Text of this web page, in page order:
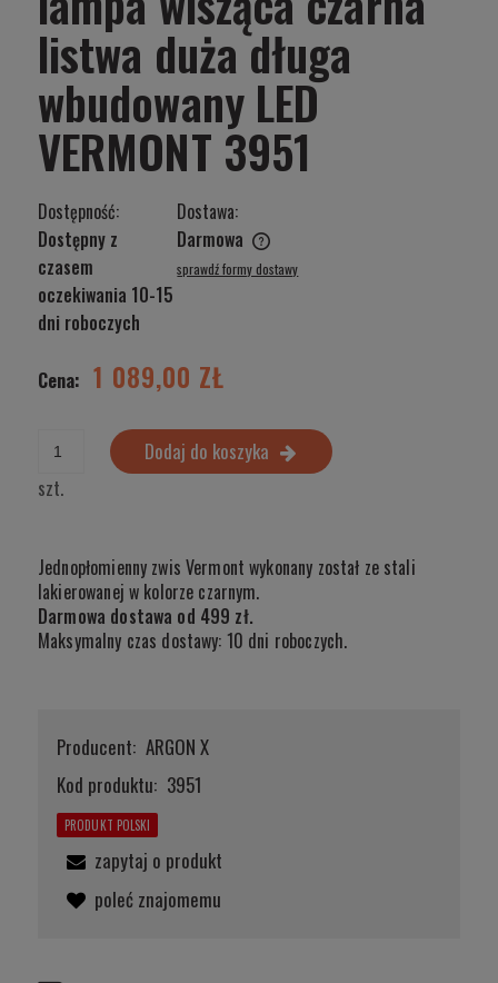
listwa duża długa
wbudowany LED
VERMONT 3951
Dostępność:
Dostępny z
czasem
oczekiwania 10-15
dni roboczych
Dostawa:
Darmowa
Cena nie zawiera ewentualnych kosztów płatności
sprawdź formy dostawy
Cena: 1 089,00 ZŁ
szt.
Dodaj do koszyka
Jednopłomienny zwis Vermont wykonany został ze stali
lakierowanej w kolorze czarnym.
Darmowa dostawa od 499 zł.
Maksymalny czas dostawy: 10 dni roboczych.
Producent: ARGON X
Kod produktu: 3951
PRODUKT POLSKI
zapytaj o produkt
poleć znajomemu